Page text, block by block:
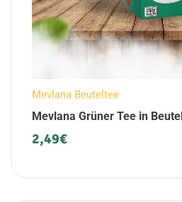
Mevlana Beuteltee
Mevlana Grüner Tee in
x Pack)
2,49€